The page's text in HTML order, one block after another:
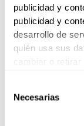
publicidad y
publicidad y
desarrollo de
quién usa sus
cambiar o
Necesarias
tecnología